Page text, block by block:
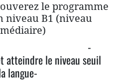
le programme
niveau B1 (niveau
atteindre le niveau seuil
langue-